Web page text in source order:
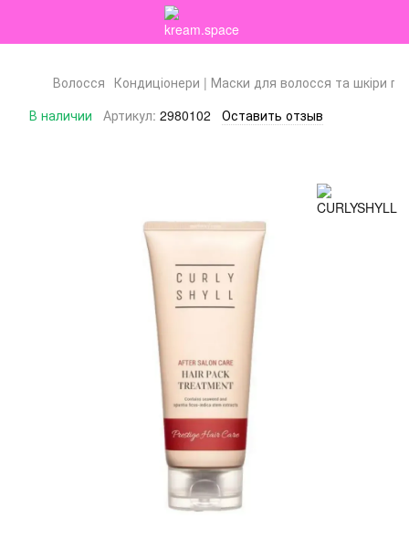
Волосся Кондиціонери | Маски для волосся та шкіри
В наличии
Артикул: 2980102 Оставить отзыв